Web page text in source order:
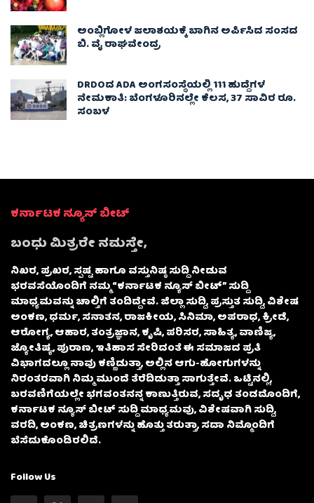
ಅಂಬ್ಲಿಗೋಳ ಜಲಾಶಯಕ್ಕೆ ಬಾಗಿನ ಅರ್ಪಿಸಿದ ಸಂಸದ
ಬಿ. ವೈ ರಾಘವೇಂದ್ರ
DRDOದ ADA ಅಂಗಸಂಸ್ಥೆಯಲ್ಲಿ 111 ಹುದ್ದೆಗಳ
ನೇಮಕಾತಿ: ಬೆಂಗಳೂರಿನಲ್ಲೇ ಕೆಲಸ, 37 ಸಾವಿರ ರೂ.
ಸಂಬಳ
ಕರ್ನಾಟಕ ನ್ಯೂಸ್ ಬೀಟ್
ಬಂಧು ಮಿತ್ರರೇ ನಮಸ್ತೇ,
ನಿಖರ, ಪ್ರಖರ, ಸ್ಪಷ್ಟ ಹಾಗೂ ವಸ್ತುನಿಷ್ಠ ಸುದ್ದಿ ನೀಡುವ
ಭರವಸೆಯೊಂದಿಗೆ ನಮ್ಮ “ಕರ್ನಾಟಕ ನ್ಯೂಸ್ ಬೀಟ್” ಸುದ್ದಿ
ಮಾಧ್ಯಮವನ್ನು ಚಾಲ್ತಿಗೆ ತಂದಿದ್ದೇವೆ. ಜಿಲ್ಲಾ ಸುದ್ದಿ, ಪ್ರಸ್ತುತ ಸುದ್ದಿ, ವಿಶೇಷ
ಅಂಕಣ, ಧರ್ಮ, ಸನಾತನ, ರಾಜಕೀಯ, ಸಿನಿಮಾ, ಅಪರಾಧ, ಕ್ರೀಡೆ,
ಆರೋಗ್ಯ, ಆಹಾರ, ತಂತ್ರಜ್ಞಾನ, ಕೃಷಿ, ಪರಿಸರ, ಸಾಹಿತ್ಯ, ವಾಣಿಜ್ಯ,
ಜ್ಯೋತಿಷ್ಯ, ಪುರಾಣ, ಇತಿಹಾಸ ಸೇರಿದಂತೆ ಈ ಸಮಾಜದ ಪ್ರತಿ
ವಿಭಾಗದಲ್ಲೂ ನಾವು ಕಣ್ಣಿಡುತ್ತಾ, ಅಲ್ಲಿನ ಆಗು-ಹೋಗುಗಳನ್ನು
ನಿರಂತರವಾಗಿ ನಿಮ್ಮ ಮುಂದೆ ತೆರೆದಿಡುತ್ತಾ ಸಾಗುತ್ತೇವೆ. ಒಟ್ಟಿನಲ್ಲಿ,
ಬರವಣಿಗೆಯಲ್ಲೇ ಭಗವಂತನನ್ನ ಕಾಣುತ್ತಿರುವ, ಸದೃಢ ತಂಡದೊಂದಿಗೆ,
ಕರ್ನಾಟಕ ನ್ಯೂಸ್ ಬೀಟ್ ಸುದ್ದಿ ಮಾಧ್ಯಮವು, ವಿಶೇಷವಾಗಿ ಸುದ್ದಿ,
ವರದಿ, ಅಂಕಣ, ಚಿತ್ರಣಗಳನ್ನು ಹೊತ್ತು ತರುತ್ತಾ, ಸದಾ ನಿಮ್ಮೊಂದಿಗೆ
ಬೆಸೆದುಕೊಂಡಿರಲಿದೆ.
Follow Us